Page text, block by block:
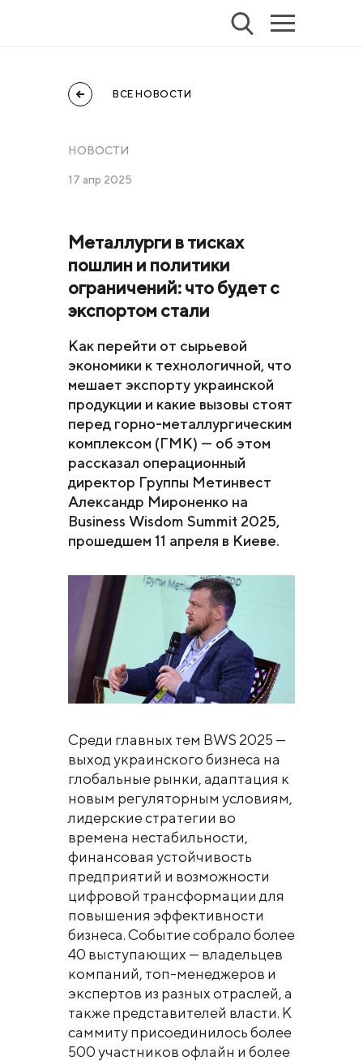
ВСЕ НОВОСТИ
НОВОСТИ
17 апр 2025
Металлурги в тисках
пошлин и политики
ограничений: что будет с
экспортом стали
Как перейти от сырьевой
экономики к технологичной, что
мешает экспорту украинской
продукции и какие вызовы стоят
перед горно-металлургическим
комплексом (ГМК) — об этом
рассказал операционный
директор Группы Метинвест
Александр Мироненко на
Business Wisdom Summit 2025,
прошедшем 11 апреля в Киеве.
Среди главных тем BWS 2025 —
выход украинского бизнеса на
глобальные рынки, адаптация к
новым регуляторным условиям,
лидерские стратегии во
времена нестабильности,
финансовая устойчивость
предприятий и возможности
цифровой трансформации для
повышения эффективности
бизнеса. Событие собрало более
40 выступающих — владельцев
компаний, топ-менеджеров и
экспертов из разных отраслей, а
также представителей власти. К
саммиту присоединилось более
500 участников офлайн и более